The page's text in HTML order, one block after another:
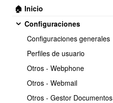
🏠 Inicio
Configuraciones
Configuraciones generales
Perfiles de usuario
Otros - Webphone
Otros - Webmail
Otros - Gestor Documentos
Produccion/Introduccion